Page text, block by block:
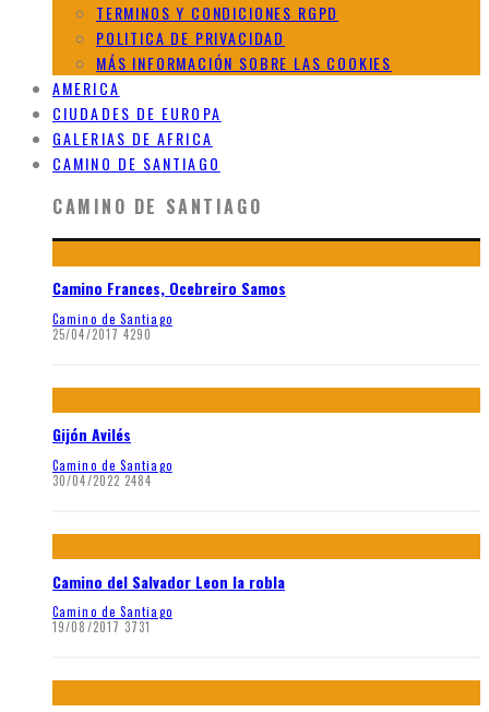
TERMINOS Y CONDICIONES RGPD
POLITICA DE PRIVACIDAD
MÁS INFORMACIÓN SOBRE LAS COOKIES
AMERICA
CIUDADES DE EUROPA
GALERIAS DE AFRICA
CAMINO DE SANTIAGO
CAMINO DE SANTIAGO
Camino Frances, Ocebreiro Samos
Camino de Santiago
25/04/2017 4290
Gijón Avilés
Camino de Santiago
30/04/2022 2484
Camino del Salvador Leon la robla
Camino de Santiago
19/08/2017 3731